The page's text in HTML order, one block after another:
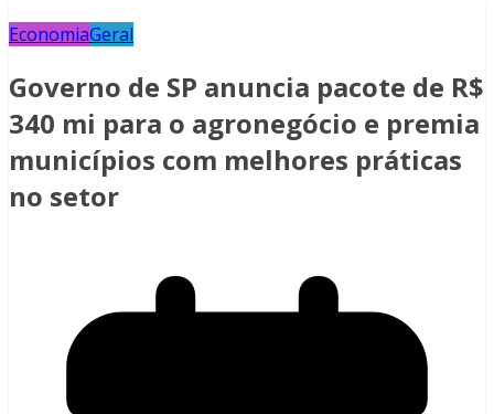
EconomiaGeral
Governo de SP anuncia pacote de R$
340 mi para o agronegócio e premia
municípios com melhores práticas
no setor